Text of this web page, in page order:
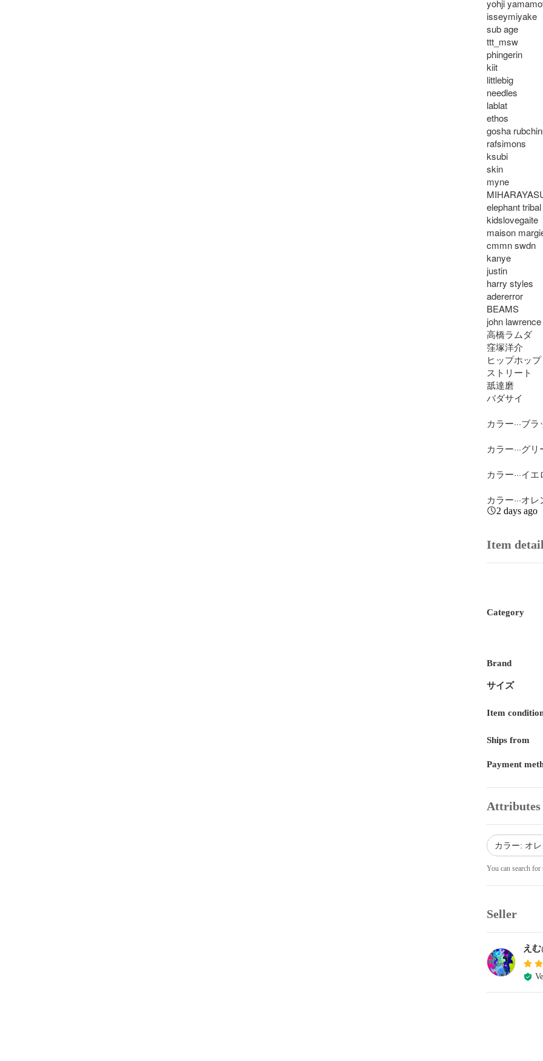
yohji
isseymiyake
sub age
ttt_msw
phingerin
kiit
littlebig
needles
lablat
ethos
gosha
rafsimons
ksubi
skin
myne
elephant
kidslovegaite
maison
cmmn swdn
kanye
justin
harry styles
adererror
BEAMS
john
高橋ラムダ
窪塚洋介
ヒップホップ
ストリート
舐達磨
バダサイ
カラー···ブラ
カラー···グ
カラー···イ
カラー···オ
2 days ago
Item
Category
Brand
サイズ
Item
Ships from
Payment
Attributes
カラー: オ
You can search for
Seller
え